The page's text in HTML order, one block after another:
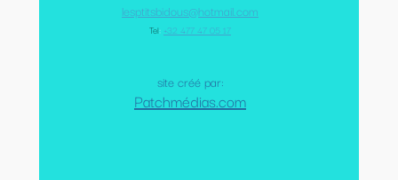
lesptitsbidous@hotmail.com
Tel: +32 477 47 05 17
site créé par:
Patchmédias.com